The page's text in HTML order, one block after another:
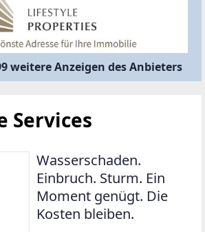
weitere Anzeigen des Anbieters
Services
Wasserschaden.
Einbruch. Sturm. Ein
Moment genügt. Die
Kosten bleiben.